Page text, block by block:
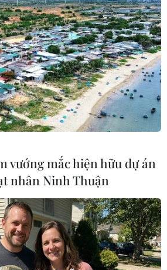
thăm khu định cư Do
vướng mắc hiện hữu dự án
nhân Ninh Thuận